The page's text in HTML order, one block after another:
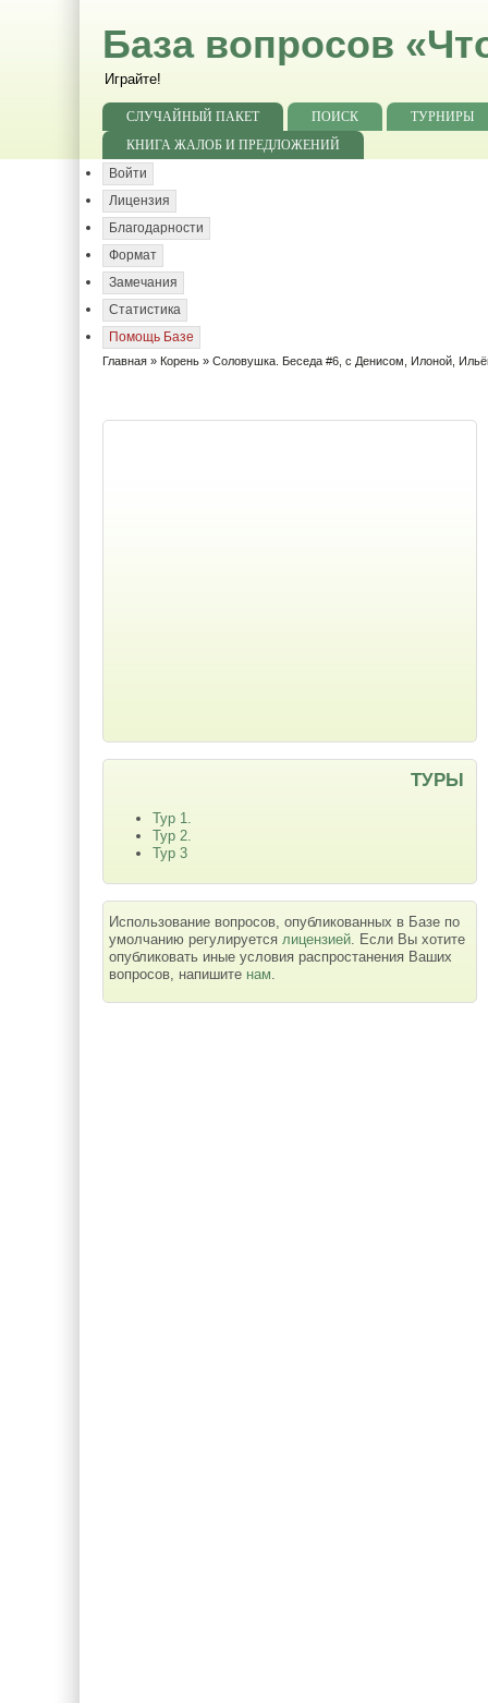
База вопросов
Играйте!
СЛУЧАЙНЫЙ ПАКЕТ ПОИСК
ТУРНИРЫ
КНИГА ЖАЛОБ И ПРЕДЛОЖЕНИЙ
Войти
Лицензия
Благодарности
Формат
Замечания
Статистика
Помощь Базе
Главная » Корень » Соловушка. Беседа #6, с Денисом, Илоной,
ТУРЫ
Тур 1.
Тур 2.
Тур 3
Использование вопросов, опубликованных в Базе по
умолчанию регулируется лицензией. Если Вы хотите
опубликовать иные условия распростанения Ваших
вопросов, напишите нам.